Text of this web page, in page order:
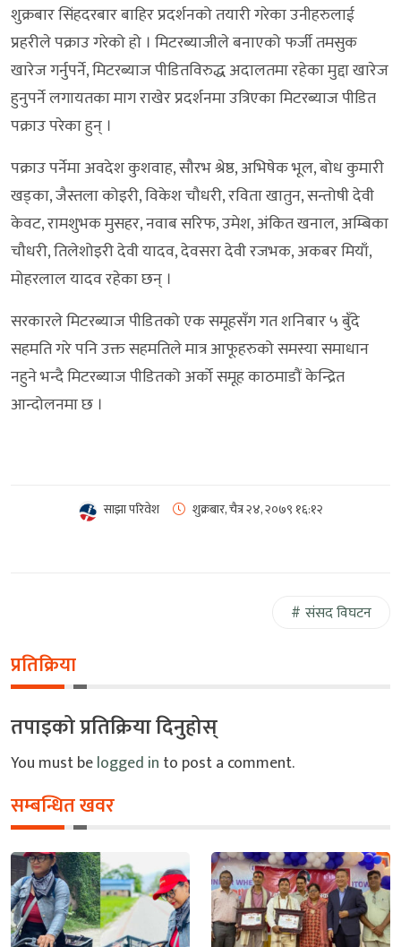
शुक्रबार सिंहदरबार बाहिर प्रदर्शनको तयारी गरेका उनीहरुलाई
प्रहरीले पक्राउ गरेको हो । मिटरब्याजीले बनाएको फर्जी तमसुक
खारेज गर्नुपर्ने, मिटरब्याज पीडितविरुद्ध अदालतमा रहेका मुद्दा खारेज
हुनुपर्ने लगायतका माग राखेर प्रदर्शनमा उत्रिएका मिटरब्याज पीडित
पक्राउ परेका हुन् ।
पक्राउ पर्नेमा अवदेश कुशवाह, सौरभ श्रेष्ठ, अभिषेक भूल, बोध कुमारी
खड्का, जैस्तला कोइरी, विकेश चौधरी, रविता खातुन, सन्तोषी देवी
केवट, रामशुभक मुसहर, नवाब सरिफ, उमेश, अंकित खनाल, अम्बिका
चौधरी, तिलेशोइरी देवी यादव, देवसरा देवी रजभक, अकबर मियाँ,
मोहरलाल यादव रहेका छन् ।
सरकारले मिटरब्याज पीडितको एक समूहसँग गत शनिबार ५ बुँदे
सहमति गरे पनि उक्त सहमतिले मात्र आफूहरुको समस्या समाधान
नहुने भन्दै मिटरब्याज पीडितको अर्को समूह काठमाडौं केन्द्रित
आन्दोलनमा छ ।
साझा परिवेश शुक्रबार, चैत्र २४, २०७९ १६:१२
संसद विघटन
प्रतिक्रिया
तपाइको प्रतिक्रिया दिनुहोस्
You must belogged in to post a comment.
सम्बन्धित खवर